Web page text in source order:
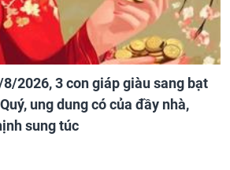
2026, 3 con giáp giàu sang bạt
ung dung có của đầy nhà,
sung túc